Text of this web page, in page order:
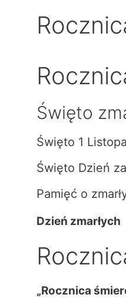
Święto
Święto 1
Święto Dzień
Pamięć o
Dzień zmarłych
„Rocznica